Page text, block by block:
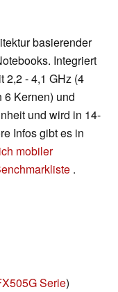
basierender
Integriert
2,2 - 4,1 GHz (4
6 Kernen) und
und wird in 14-
Infos gibt es in
mobiler
.
Serie)